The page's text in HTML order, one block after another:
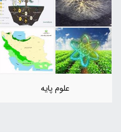
علوم پایه